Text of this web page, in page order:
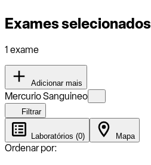
Exames selecionados
1 exame
Adicionar mais
Mercurio Sanguineo
Filtrar
Laboratórios (0) Mapa
Ordenar por: